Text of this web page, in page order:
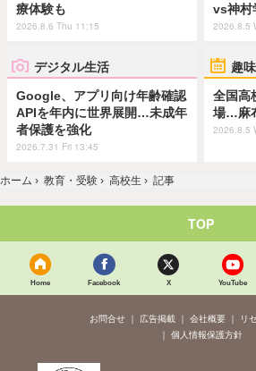
療体験も
2026.8.6 Thu 11:15
vs神村
2026.8.5
デジタル生活
Google、アプリ向け年齢確認
APIを年内に世界展開…未成年
者保護を強化
2026.7.31 Fri 13:45
趣
全国高
場…麻
2026.8.5
ホーム › 教育・受験 › 高校生 › 記事
TOP
Home Facebook X YouTube
お問合せ 広告掲載 会社概要
リ
個人情報保護方針